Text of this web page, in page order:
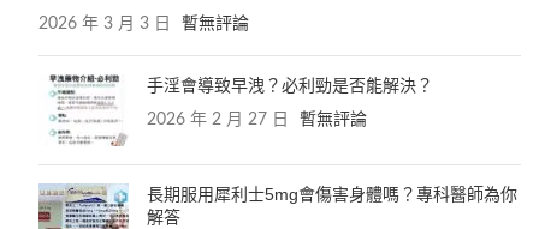
2026 年 3 月 3 日 暫無評論
手淫會導致早洩？必利勁是否能解決？
2026 年 2 月 27 日 暫無評論
長期服用犀利士5mg會傷害身體嗎？專科醫師為你
解答